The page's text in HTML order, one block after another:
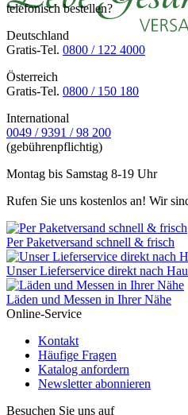
telefonisch bestellen?
Deutschland
Gratis-Tel. 0800 / 122 4000
Österreich
Gratis-Tel. 0800 / 150 180
International
0049 / 9391 / 98 200
(gebührenpflichtig)
Montag bis Samstag 8-19 Uhr
Rufen Sie uns kostenlos an! Wir
Per Paketversand schnell & frisch
Unser Lieferservice direkt nach
Läden und Messen in Ihrer Nähe
Online-Service
Kontakt
Häufige Fragen
Katalog anfordern
Newsletter abonnieren
Besuchen Sie uns auf